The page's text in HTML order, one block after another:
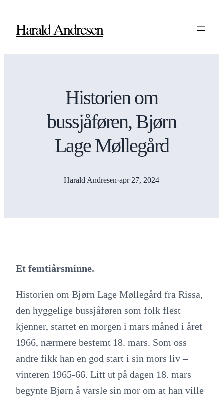
Harald Andresen
Historien om
bussjåføren, Bjørn
Lage Møllegård
Harald Andresen·apr 27, 2024
Et femtiårsminne.
Historien om Bjørn Lage Møllegård fra Rissa,
den hyggelige bussjåføren som folk flest
kjenner, startet en morgen i mars måned i året
1966, nærmere bestemt 18. mars. Som oss
andre fikk han en god start i sin mors liv –
vinteren 1965-66. Litt ut på dagen 18. mars
begynte Bjørn å varsle sin mor om at han ville